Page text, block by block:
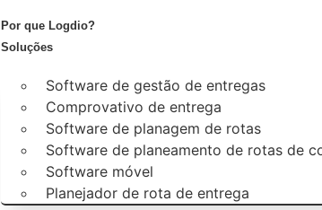
Por que Logdio?
Soluções
Software de gestão de entregas
Comprovativo de entrega
Software de planagem de rotas
Software de planeamento de rotas de
Software móvel
Planejador de rota de entrega